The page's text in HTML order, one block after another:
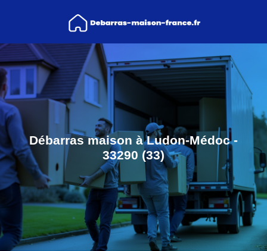
Débarras maison à Ludon-Médoc -
33290 (33)